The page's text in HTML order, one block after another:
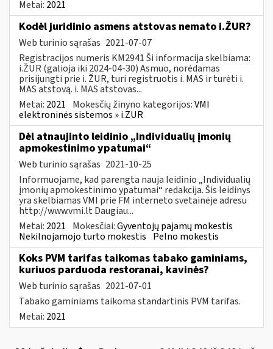
Metai: 2021
Kodėl juridinio asmens atstovas nemato i.ŽUR?
Web turinio sąrašas 2021-07-07
Registracijos numeris KM2941 Ši informacija skelbiama:
i.ŽUR (galioja iki 2024-04-30) Asmuo, norėdamas
prisijungti prie i. ŽUR, turi registruotis i. MAS ir turėti i.
MAS atstovą. i. MAS atstovas...
Metai: 2021 Mokesčių žinyno kategorijos:VMI
elektroninės sistemos » i.ZUR
Dėl atnaujinto leidinio „Individualių įmonių
apmokestinimo ypatumai“
Web turinio sąrašas 2021-10-25
Informuojame, kad parengta nauja leidinio „Individualių
įmonių apmokestinimo ypatumai“ redakcija. Šis leidinys
yra skelbiamas VMI prie FM interneto svetainėje adresu
http://www.vmi.lt Daugiau...
Metai: 2021 Mokesčiai:Gyventojų pajamų mokestis
Nekilnojamojo turto mokestis Pelno mokestis
Koks PVM tarifas taikomas tabako gaminiams,
kuriuos parduoda restoranai, kavinės?
Web turinio sąrašas 2021-07-01
Tabako gaminiams taikoma standartinis PVM tarifas.
Metai: 2021